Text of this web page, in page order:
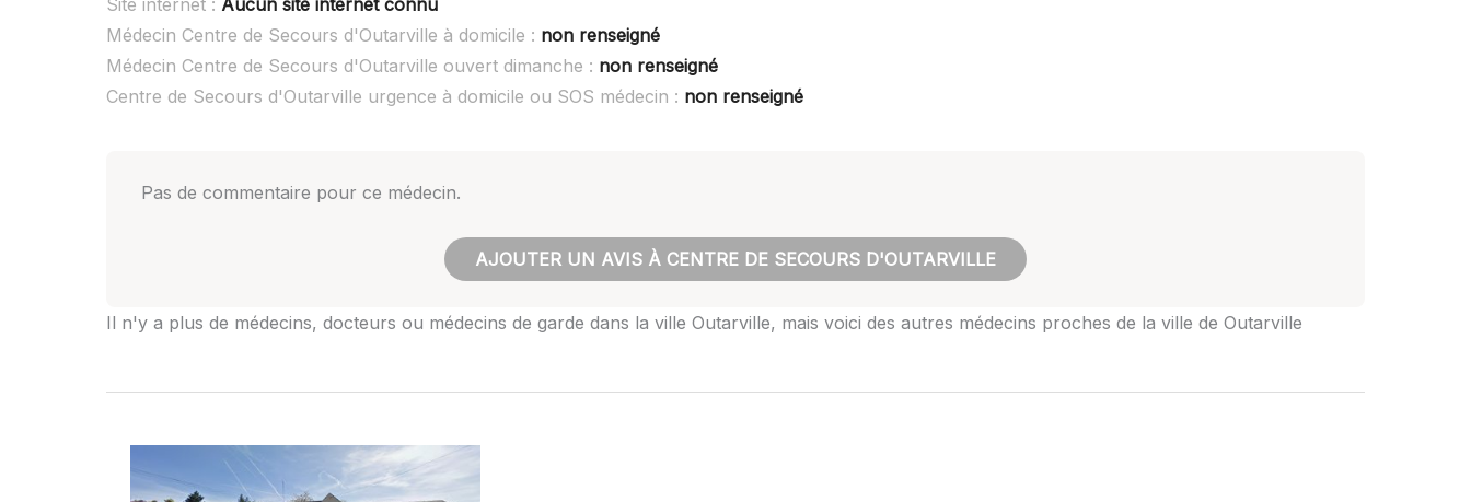
Médecin Centre de Secours d'Outarville à domicile : non renseigné
Médecin Centre de Secours d'Outarville ouvert dimanche : non renseigné
Centre de Secours d'Outarville urgence à domicile ou SOS médecin : non renseigné
Pas de commentaire pour ce médecin.
AJOUTER UN AVIS À CENTRE DE SECOURS D'OUTARVILLE
Il n'y a plus de médecins, docteurs ou médecins de garde dans la ville Outarville, mais voici des autres médecins proches de la ville de Outarville